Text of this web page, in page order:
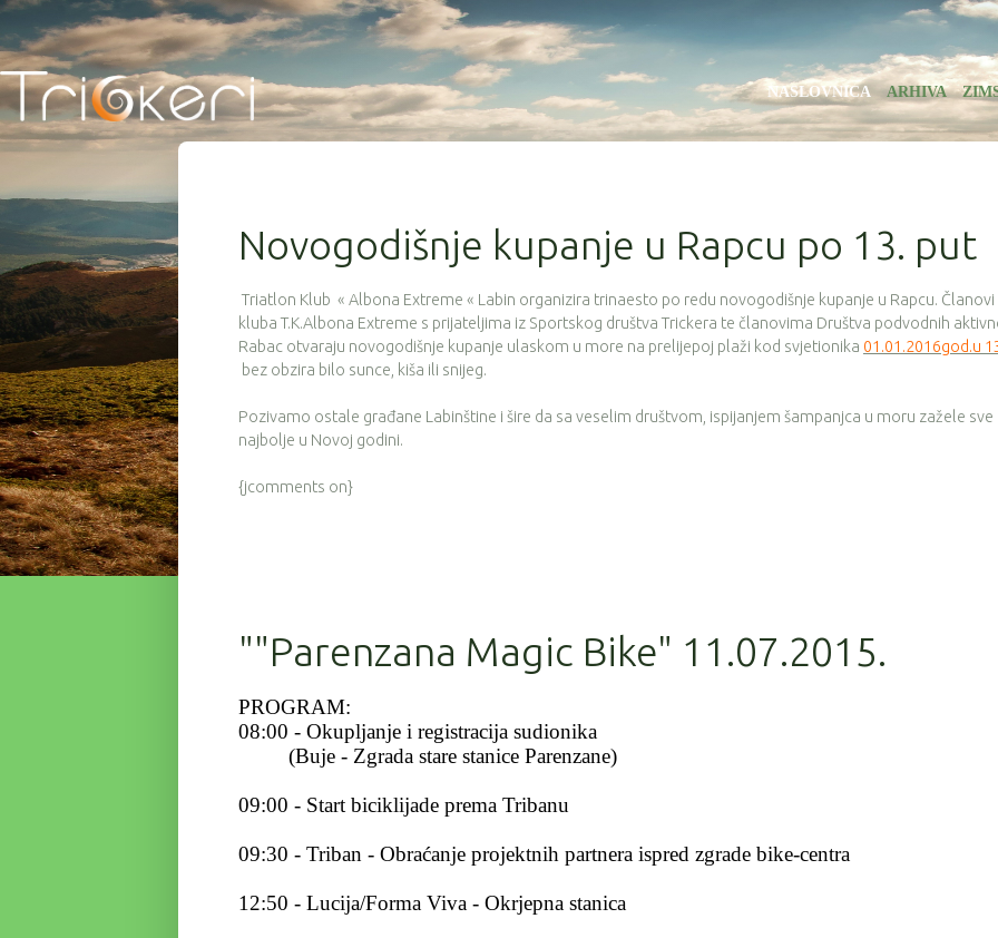
NASLOVNICA ARHIVA
Novogodišnje kupanje u Rapcu po 13. put
Triatlon Klub « Albona Extreme « Labin organizira trinaesto po redu novogodišnje kupanje u Rapcu. Članovi
kluba T.K.Albona Extreme s prijateljima iz Sportskog društva Trickera te članovima Društva podvodnih
Rabac otvaraju novogodišnje kupanje ulaskom u more na prelijepoj plaži kod svjetionika 01.01.2016god.u
bez obzira bilo sunce, kiša ili snijeg.
Pozivamo ostale građane Labinštine i šire da sa veselim društvom, ispijanjem šampanjca u moru zažele sve
najbolje u Novoj godini.
{jcomments on}
""Parenzana Magic Bike" 11.07.2015.
PROGRAM:
08:00 - Okupljanje i registracija sudionika
(Buje - Zgrada stare stanice Parenzane)
09:00 - Start biciklijade prema Tribanu
09:30 - Triban - Obraćanje projektnih partnera ispred zgrade bike-centra
12:50 - Lucija/Forma Viva - Okrjepna stanica